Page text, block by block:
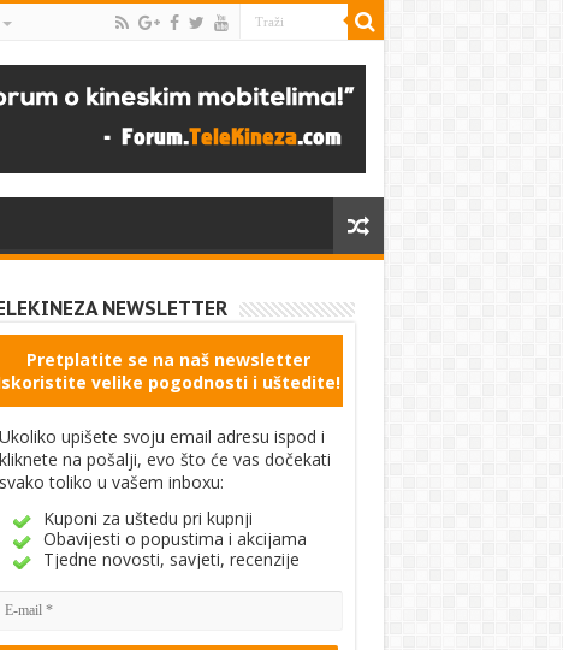
NEWSLETTER
Pretplatite se na naš newsletter
velike pogodnosti i uštedite!
Ukoliko upišete svoju email adresu ispod i
kliknete na pošalji, evo što će vas dočekati
svako toliko u vašem inboxu:
Kuponi za uštedu pri kupnji
Obavijesti o popustima i akcijama
Tjedne novosti, savjeti, recenzije